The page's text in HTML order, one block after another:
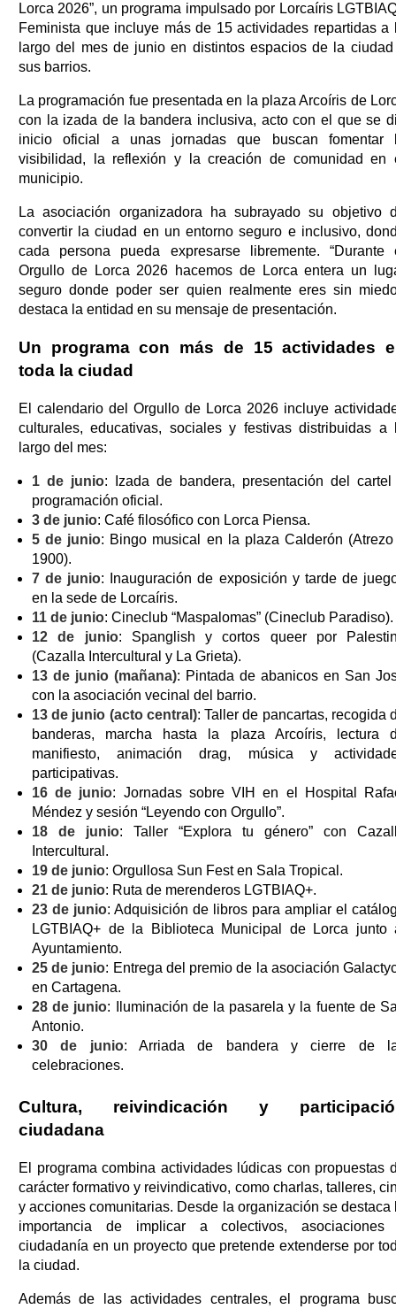
Lorca 2026”, un programa impulsado por Lorcaíris
Feminista que incluye más de 15 actividades repartidas a
largo del mes de junio en distintos espacios de la
sus barrios.
La programación fue presentada en la plaza Arcoíris de
con la izada de la bandera inclusiva, acto con el que se
inicio oficial a unas jornadas que buscan fomentar
visibilidad, la reflexión y la creación de comunidad en
municipio.
La asociación organizadora ha subrayado su objetivo
convertir la ciudad en un entorno seguro e inclusivo,
cada persona pueda expresarse libremente. “Durante
Orgullo de Lorca 2026 hacemos de Lorca entera un
seguro donde poder ser quien realmente eres sin
destaca la entidad en su mensaje de presentación.
Un programa con más de 15 actividades
toda la ciudad
El calendario del Orgullo de Lorca 2026 incluye
culturales, educativas, sociales y festivas distribuidas a
largo del mes:
1 de junio: Izada de bandera, presentación del
programación oficial.
3 de junio: Café filosófico con Lorca Piensa.
5 de junio: Bingo musical en la plaza Calderón
1900).
7 de junio: Inauguración de exposición y tarde de
en la sede de Lorcaíris.
11 de junio: Cineclub “Maspalomas” (Cineclub Paradiso).
12 de junio: Spanglish y cortos queer por
(Cazalla Intercultural y La Grieta).
13 de junio (mañana): Pintada de abanicos en San
con la asociación vecinal del barrio.
13 de junio (acto central): Taller de pancartas, recogida
banderas, marcha hasta la plaza Arcoíris, lectura
manifiesto, animación drag, música y
participativas.
16 de junio: Jornadas sobre VIH en el Hospital
Méndez y sesión “Leyendo con Orgullo”.
18 de junio: Taller “Explora tu género” con
Intercultural.
19 de junio: Orgullosa Sun Fest en Sala Tropical.
21 de junio: Ruta de merenderos LGTBIAQ+.
23 de junio: Adquisición de libros para ampliar el
LGTBIAQ+ de la Biblioteca Municipal de Lorca junto
Ayuntamiento.
25 de junio: Entrega del premio de la asociación
en Cartagena.
28 de junio: Iluminación de la pasarela y la fuente de
Antonio.
30 de junio: Arriada de bandera y cierre de
celebraciones.
Cultura, reivindicación y
ciudadana
El programa combina actividades lúdicas con propuestas
carácter formativo y reivindicativo, como charlas, talleres,
y acciones comunitarias. Desde la organización se destaca
importancia de implicar a colectivos, asociaciones
ciudadanía en un proyecto que pretende extenderse por
la ciudad.
Además de las actividades centrales, el programa